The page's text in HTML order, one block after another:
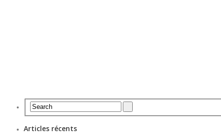
Articles récents